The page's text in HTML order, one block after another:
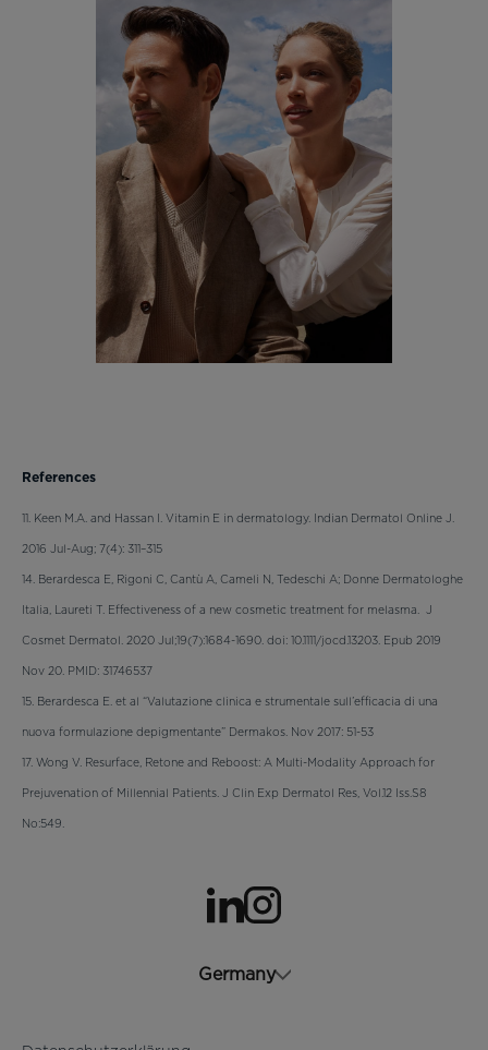
References
11. Keen M.A. and Hassan I. Vitamin E in dermatology. Indian Dermatol Online J.
2016 Jul-Aug; 7(4): 311–315
14. Berardesca E, Rigoni C, Cantù A, Cameli N, Tedeschi A; Donne Dermatologhe
Italia, Laureti T. Effectiveness of a new cosmetic treatment for melasma. J
Cosmet Dermatol. 2020 Jul;19(7):1684-1690. doi: 10.1111/jocd.13203. Epub 2019
Nov 20. PMID: 31746537
15. Berardesca E. et al “Valutazione clinica e strumentale sull’efficacia di una
nuova formulazione depigmentante” Dermakos. Nov 2017: 51-53
17. Wong V. Resurface, Retone and Reboost: A Multi-Modality Approach for
Prejuvenation of Millennial Patients. J Clin Exp Dermatol Res, Vol.12 Iss.S8
No:549.
Germany